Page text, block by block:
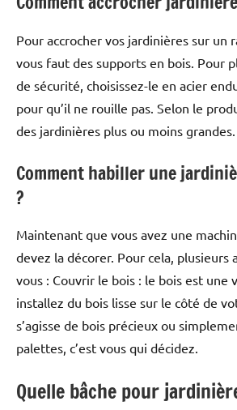
Pour accrocher vos jardinières sur un
vous faut des supports en bois. Pour
de sécurité, choisissez-le en acier
pour qu’il ne rouille pas. Selon le
des jardinières plus ou moins grandes.
Comment habiller une
?
Maintenant que vous avez une
devez la décorer. Pour cela, plusieurs
vous : Couvrir le bois : le bois est une
installez du bois lisse sur le côté de
s’agisse de bois précieux ou
palettes, c’est vous qui décidez.
Quelle bâche pour